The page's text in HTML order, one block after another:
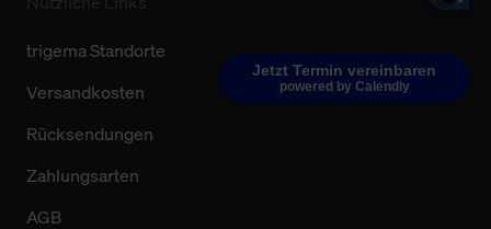
Jetzt Termin vereinbaren
powered by Calendly
trigema Standorte
Versandkosten
Rücksendungen
Zahlungsarten
AGB